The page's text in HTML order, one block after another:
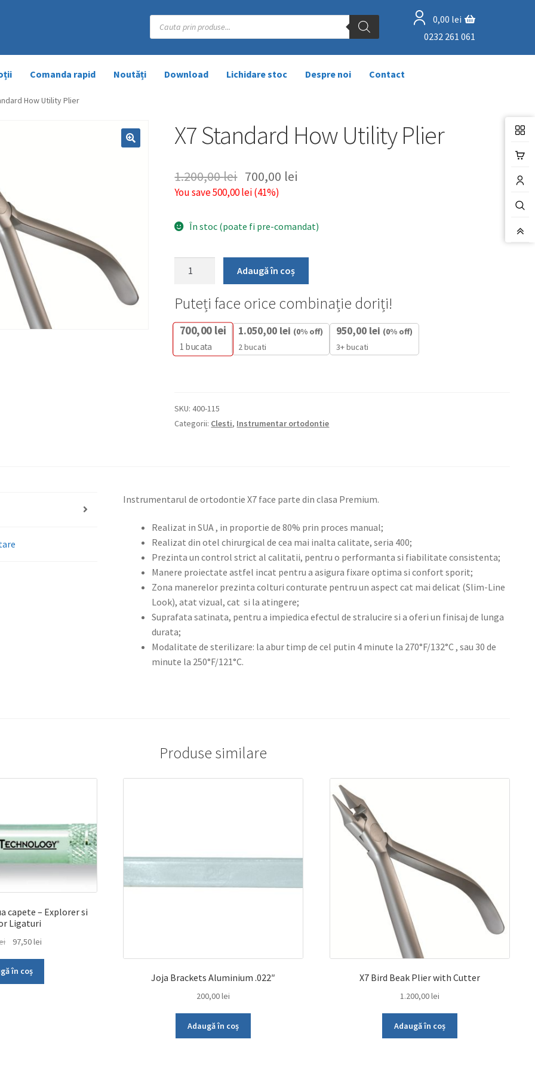
Products
search
0,00 lei
0232 261 061
Comanda rapid Noutăți Download Lichidare stoc Despre noi Contact
How Utility Plier
X7 Standard How Utility Plier
1.200,00lei 700,00 lei
You save500,00lei(41%)
În stoc (poate fi pre-comandat)
How
Utility
Adaugă în coș
Puteți face orice combinație doriți!
700,00 lei
1 bucata
1.050,00 lei (0% off)
2 bucati
950,00 lei (0% off)
3+ bucati
SKU:400-115
Categorii: Clesti, Instrumentar ortodontie
Instrumentarul de ortodontie X7 face parte din clasa Premium.
Realizat in SUA , in proportie de 80% prin proces manual;
Realizat din otel chirurgical de cea mai inalta calitate, seria 400;
Prezinta un control strict al calitatii, pentru o performanta si fiabilitate consistenta;
Manere proiectate astfel incat pentru a asigura fixare optima si confort sporit;
Zona manerelor prezinta colturi conturate pentru un aspect cat mai delicat (Slim-Line
Look), atat vizual, cat si la atingere;
Suprafata satinata, pentru a impiedica efectul de stralucire si a oferi un finisaj de lunga
durata;
Modalitate de sterilizare: la abur timp de cel putin 4 minute la 270°F/132°C , sau 30 de
minute la 250°F/121°C.
Produse similare
capete – Explorer si
Ligaturi
Prețul
a
fost:
97,50leiPrețul
97,50 lei.
în coș
Joja Brackets Aluminium .022″
200,00lei
Adaugă în coș
X7 Bird Beak Plier with Cutter
1.200,00lei
Adaugă în coș